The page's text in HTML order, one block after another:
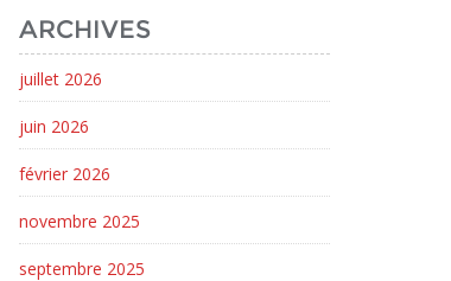
ARCHIVES
juillet 2026
juin 2026
février 2026
novembre 2025
septembre 2025